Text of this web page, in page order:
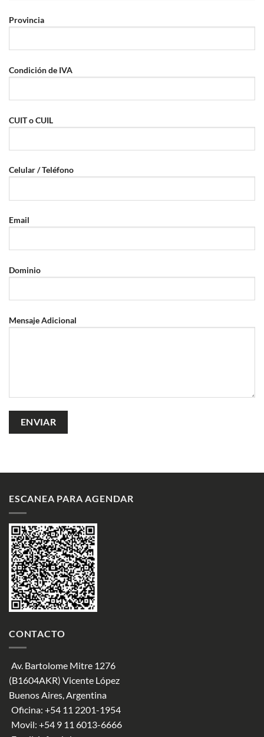
Provincia
Condición de IVA
CUIT o CUIL
Celular / Teléfono
Email
Dominio
Mensaje Adicional
ESCANEA PARA AGENDAR
CONTACTO
Av. Bartolome Mitre 1276
(B1604AKR) Vicente López
Buenos Aires, Argentina
Oficina: +54 11 2201-1954
Movil: +54 9 11 6013-6666